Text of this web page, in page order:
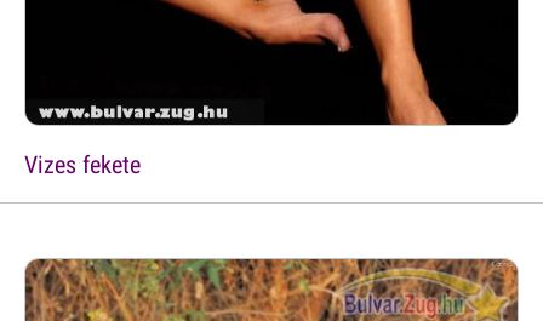
Vizes fekete